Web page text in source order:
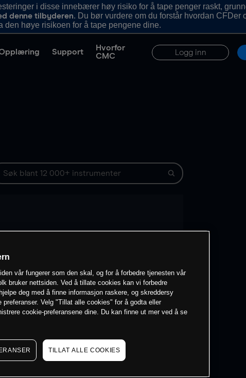
i disse innebærer høy risiko for å tape penger raskt,
denne tilbyderen. Du bør vurdere om du forstår hvordan CFDer
den høye risikoen for å tape pengene dine.
Support
Hvorfor
CMC
Logg inn
vår fungerer som den skal, og for å forbedre tjenesten vår
bruker nettsiden. Ved å tillate cookies kan vi forbedre
deg med å finne informasjon raskere, og skreddersy
Velg "Tillat alle cookies" for å godta eller
cookie-preferansene dine. Du kan finne ut mer ved å se
TILLAT ALLE COOKIES